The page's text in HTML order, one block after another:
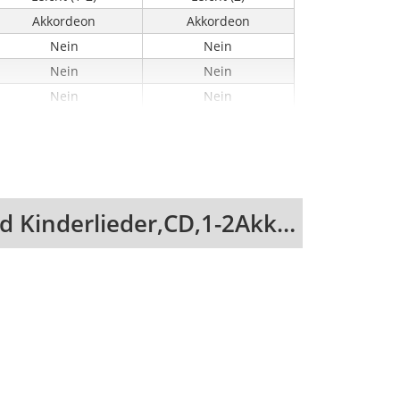
Akkordeon
Akkordeon
Nein
Nein
Nein
Nein
Nein
Nein
-
979-0-2013-1061-9
-
Spiralbindung -
Produkt-Alternativen für Schott Music Die schönsten Volks- und Kinderlieder,CD,1-2Akkordeons